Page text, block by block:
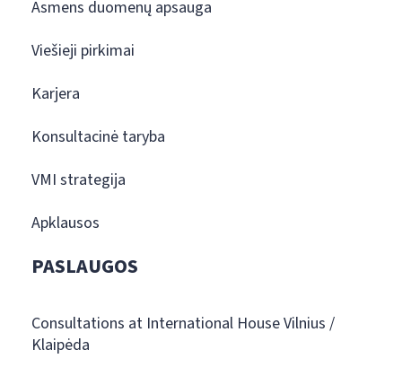
Asmens duomenų apsauga
Viešieji pirkimai
Karjera
Konsultacinė taryba
VMI strategija
Apklausos
PASLAUGOS
Consultations at International House Vilnius /
Klaipėda